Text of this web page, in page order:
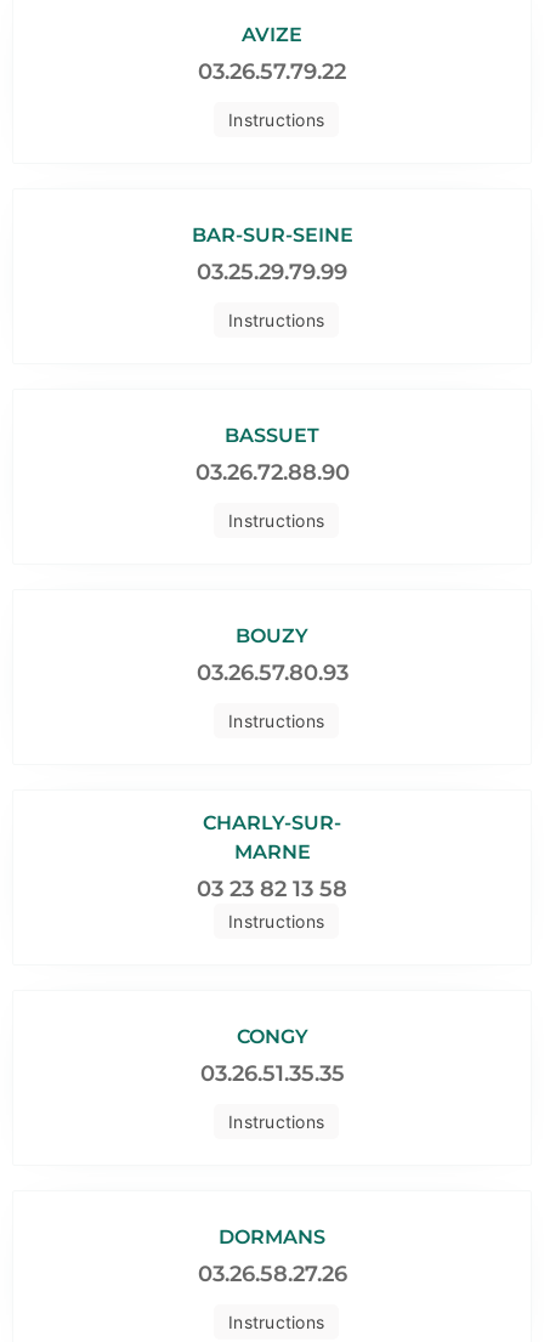
Instructions
AVIZE
03.26.57.79.22
Instructions
BAR-SUR-SEINE
03.25.29.79.99
Instructions
BASSUET
03.26.72.88.90
Instructions
BOUZY
03.26.57.80.93
Instructions
CHARLY-SUR-
MARNE
03 23 82 13 58
Instructions
CONGY
03.26.51.35.35
Instructions
DORMANS
03.26.58.27.26